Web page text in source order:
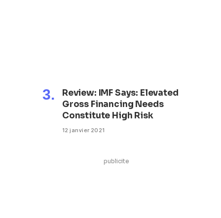
Review: IMF Says: Elevated
Gross Financing Needs
Constitute High Risk
12 janvier 2021
publicite